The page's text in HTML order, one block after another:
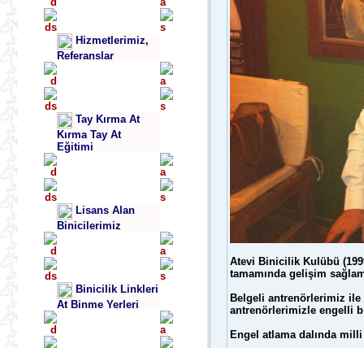
Hizmetlerimiz,
Referanslar
Tay Kırma At
Kırma Tay At
Eğitimi
Lisans Alan
Binicilerimiz
Binicilik Linkleri
At Binme Yerleri
Atevi Binicilik Kulübü
tamamında gelişim
Belgeli antrenörlerimiz
antrenörlerimizle engelli
Engel atlama dalında